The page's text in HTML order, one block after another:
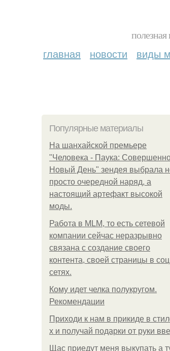
главная новости виды
Популярные материалы
На шанхайской премьере
"Человека - Паука:
Новый День" зендея выбрала
просто очередной наряд, а
настоящий артефакт высокой
моды.
Работа в MLM, то есть сетевой
компании сейчас неразрывно
связана с создание своего
контента, своей страницы в соц
сетях.
Кому идет челка полукругом.
Рекомендации
Приходи к нам в прикиде в
х и получай подарки от руки
Щас приедут меня выкупать а